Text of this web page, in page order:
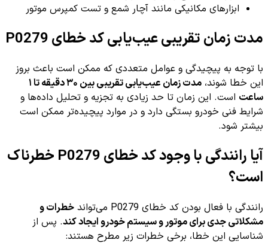
ابزارهای مکانیکی مانند آچار شمع و تست کمپرس موتور
مدت زمان تقریبی عیب‌یابی کد خطای P0279
با توجه به پیچیدگی و عوامل متعددی که ممکن است باعث بروز
این خطا شوند،
مدت زمان عیب‌یابی تقریبی بین ۳۰ دقیقه تا ۱
ساعت است. این زمان تا حد زیادی به تجزیه و تحلیل داده‌ها و
شرایط فنی خودرو بستگی دارد و در موارد پیچیده‌تر ممکن است
بیشتر شود.
آیا رانندگی با وجود کد خطای P0279 خطرناک
است؟
رانندگی با فعال بودن کد خطای P0279 می‌تواند
خطرات و
مشکلاتی جدی برای موتور و سیستم خودرو ایجاد کند. پس از
شناسایی این خطا، برخی خطرات زیر مطرح هستند: